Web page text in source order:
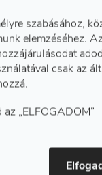
szabásához,
elemzéséhez.
csak az
„ELFOGADOM”